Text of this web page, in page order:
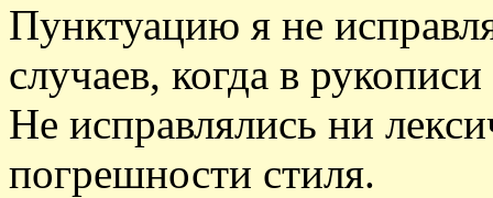
Пунктуацию я не
случаев, когда в
Не исправлялись ни
погрешности стиля.